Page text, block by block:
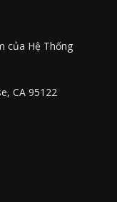
của Hệ Thống
CA 95122